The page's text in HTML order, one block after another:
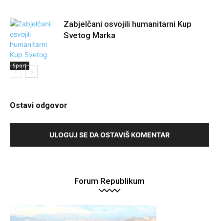
Sport
Zabjelčani osvojili humanitarni Kup
Svetog Marka
Ostavi odgovor
ULOGUJ SE DA OSTAVIŠ KOMENTAR
Forum Republikum